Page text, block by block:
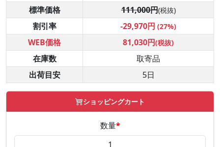
標準価格
111,000円(税抜)
割引率 -29,970円 (27%)
WEB価格 81,030円(税抜)
在庫数
取寄品
出荷目安
5日
ショッピングカート
数量*